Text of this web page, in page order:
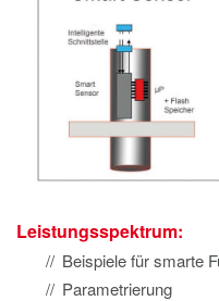
Leistungsspektrum:
Beispiele für smarte
Parametrierung